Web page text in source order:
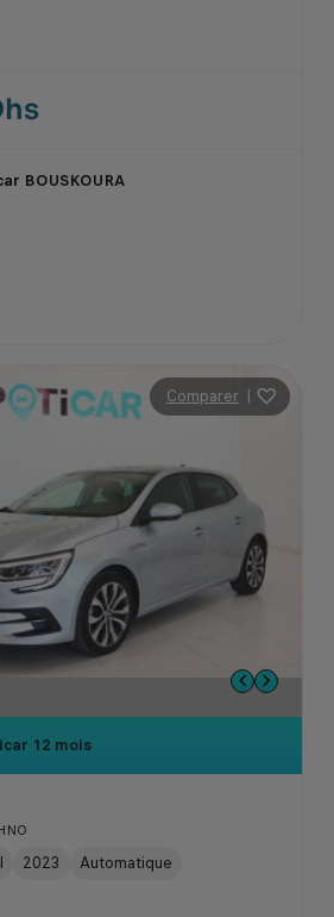
BOUSKOURA
Comparer |
12 mois
2023 Automatique